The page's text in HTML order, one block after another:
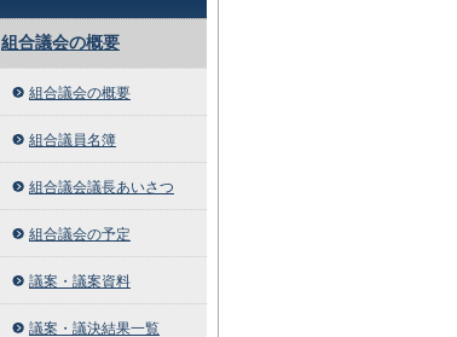
組合議会の概要
組合議会の概要
組合議員名簿
組合議会議長あいさつ
組合議会の予定
議案・議案資料
議案・議決結果一覧